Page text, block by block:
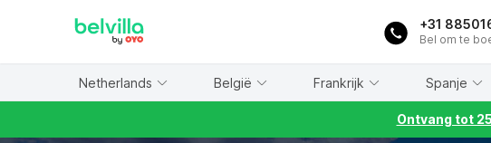
+31
Bel om te
Netherlands België Frankrijk Spanje
Ontvang tot